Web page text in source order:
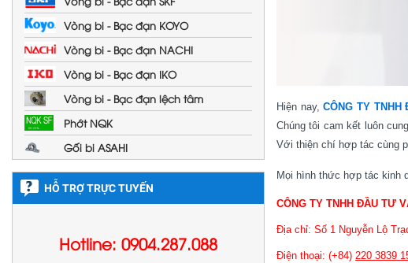
Vòng bi - Bạc đạn KOYO
Vòng bi - Bạc đạn NACHI
Vòng bi - Bạc đạn IKO
Vòng bi - Bạc đạn lệch tâm
Phớt NQK
Gối bi ASAHI
HỖ TRỢ TRỰC TUYẾN
Hotline: 0904.287.088
Hiện nay,CÔNG TY
Chúng tôi cam kết luôn
Với thiện chí hợp tác cùng
Mọi hình thức hợp tác kinh
CÔNG TY TNHH ĐẦU TƯ
Địa chỉ: Số 1 Nguyễn Lộ
Điện thoại: (+84) 220 3839